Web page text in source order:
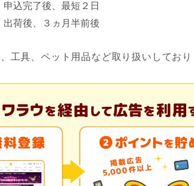
申込完了後、最短２日
出荷後、３ヵ月半前後
工具、ペット用品など取り扱いしてお